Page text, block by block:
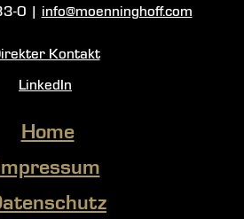
0
info@moenninghoff.com
Kontakt
LinkedIn
Home
Impressum